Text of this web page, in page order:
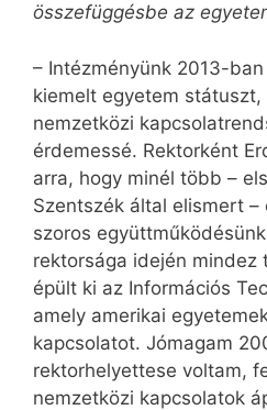
összefüggésbe az
– Intézményünk 2013-
kiemelt egyetem státuszt,
nemzetközi
érdemessé. Rektorként
arra, hogy minél több –
Szentszék által elismert –
szoros
rektorsága idején
épült ki az Információs
amely amerikai
kapcsolatot. Jómagam
rektorhelyettese voltam,
nemzetközi kapcsolatok